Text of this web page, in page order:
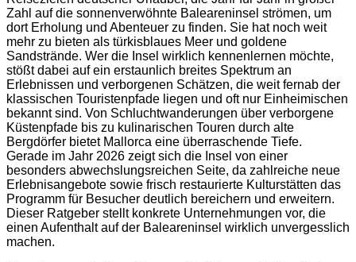
Zahl auf die sonnenverwöhnte Baleareninsel strömen, um
dort Erholung und Abenteuer zu finden. Sie hat noch weit
mehr zu bieten als türkisblaues Meer und goldene
Sandstrände. Wer die Insel wirklich kennenlernen möchte,
stößt dabei auf ein erstaunlich breites Spektrum an
Erlebnissen und verborgenen Schätzen, die weit fernab der
klassischen Touristenpfade liegen und oft nur Einheimischen
bekannt sind. Von Schluchtwanderungen über verborgene
Küstenpfade bis zu kulinarischen Touren durch alte
Bergdörfer bietet Mallorca eine überraschende Tiefe.
Gerade im Jahr 2026 zeigt sich die Insel von einer
besonders abwechslungsreichen Seite, da zahlreiche neue
Erlebnisangebote sowie frisch restaurierte Kulturstätten das
Programm für Besucher deutlich bereichern und erweitern.
Dieser Ratgeber stellt konkrete Unternehmungen vor, die
einen Aufenthalt auf der Baleareninsel wirklich unvergesslich
machen.